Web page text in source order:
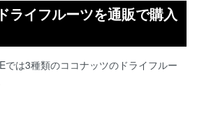
ライフルーツを通販で購入
では3種類のココナッツのドライフルー